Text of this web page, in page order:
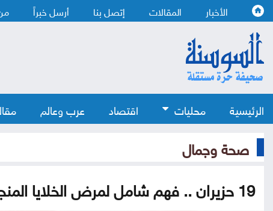
الأخبار المقالات إتصل بنا أرسل خبراً
الرئيسية محليات اقتصاد عرب وعالم
صحة وجمال
19 حزيران .. فهم شامل لمرض الخلايا المنجلية